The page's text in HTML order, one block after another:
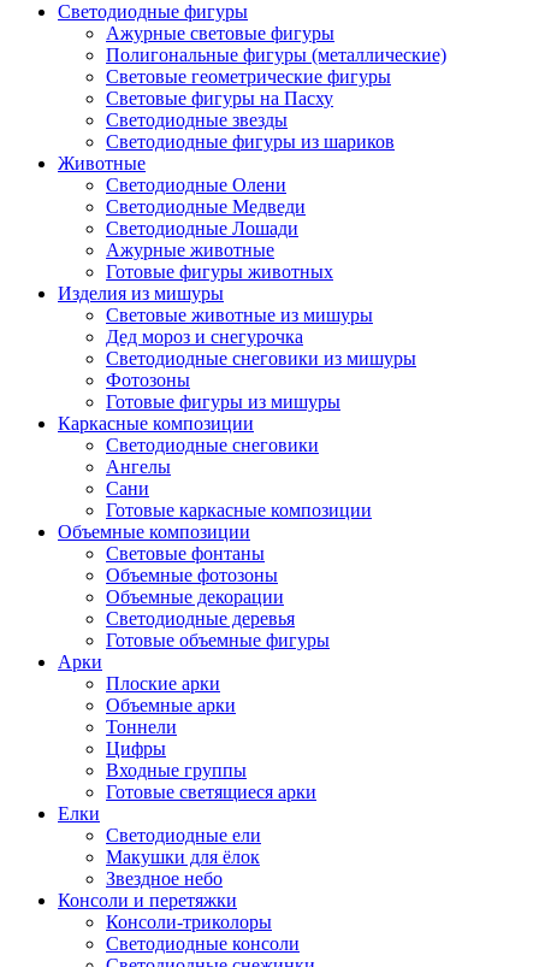
Светодиодные фигуры
Ажурные световые фигуры
Полигональные фигуры (металлические)
Световые геометрические фигуры
Световые фигуры на Пасху
Светодиодные звезды
Светодиодные фигуры из шариков
Животные
Светодиодные Олени
Светодиодные Медведи
Светодиодные Лошади
Ажурные животные
Готовые фигуры животных
Изделия из мишуры
Световые животные из мишуры
Дед мороз и снегурочка
Светодиодные снеговики из мишуры
Фотозоны
Готовые фигуры из мишуры
Каркасные композиции
Светодиодные снеговики
Ангелы
Сани
Готовые каркасные композиции
Объемные композиции
Световые фонтаны
Объемные фотозоны
Объемные декорации
Светодиодные деревья
Готовые объемные фигуры
Арки
Плоские арки
Объемные арки
Тоннели
Цифры
Входные группы
Готовые светящиеся арки
Елки
Светодиодные ели
Макушки для ёлок
Звездное небо
Консоли и перетяжки
Консоли-триколоры
Светодиодные консоли